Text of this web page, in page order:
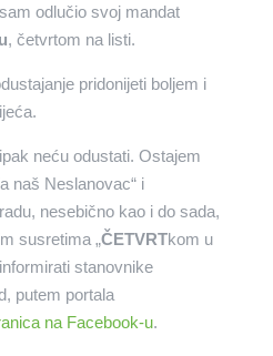
odlučio svoj mandat
, četvrtom na listi.
pridonijeti boljem i
neću odustati. Ostajem
naš Neslanovac“ i
nesebično kao i do sada,
susretima „ČETVRTkom u
stanovnike
putem portala
na Facebook-u.